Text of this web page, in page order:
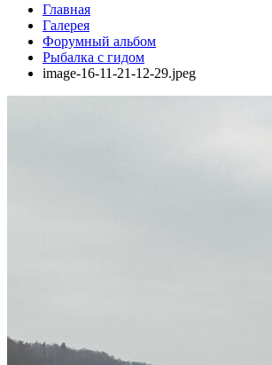
Главная
Галерея
Форумный альбом
Рыбалка с гидом
image-16-11-21-12-29.jpeg